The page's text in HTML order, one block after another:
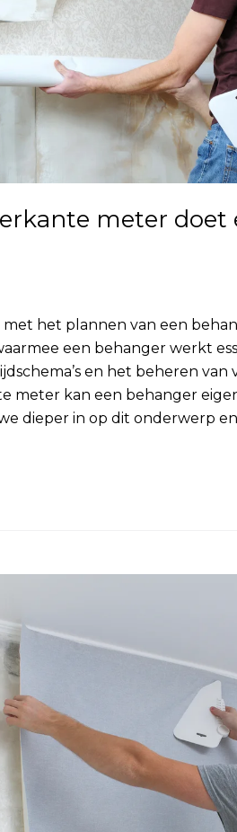
meter doet
met het plannen van een
een behanger werkt
en het beheren
meter kan een behanger
dieper in op dit onderwerp